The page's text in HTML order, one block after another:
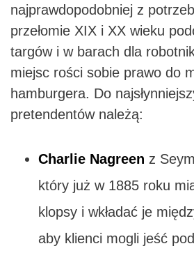
najprawdopodobniej z
przełomie XIX i XX wieku
targów i w barach dla
miejsc rości sobie prawo do
hamburgera. Do
pretendentów należą:
Charlie Nagreen z
który już w 1885 roku
klopsy i wkładać je
aby klienci mogli jeść